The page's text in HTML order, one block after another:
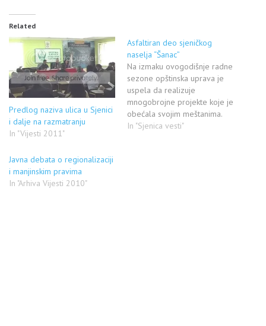
Related
Predlog naziva ulica u Sjenici
i dalje na razmatranju
In "Vijesti 2011"
Asfaltiran deo sjeničkog
naselja “Šanac”
Na izmaku ovogodišnje radne
sezone opštinska uprava je
uspela da realizuje
mnogobrojne projekte koje je
obećala svojim meštanima.
Gotovo da nije ostalo ulice
In "Sjenica vesti"
Javna debata o regionalizaciji
i manjinskim pravima
In "Arhiva Vijesti 2010"